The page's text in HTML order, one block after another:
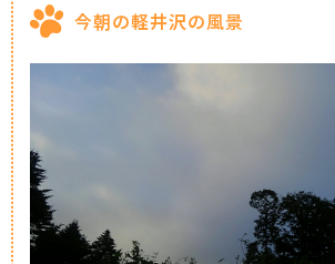
今朝の軽井沢の風景